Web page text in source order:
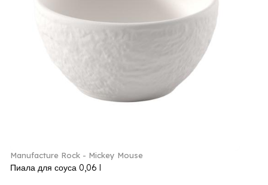
Manufacture Rock - Mickey Mouse
Пиала для соуса 0,06 l